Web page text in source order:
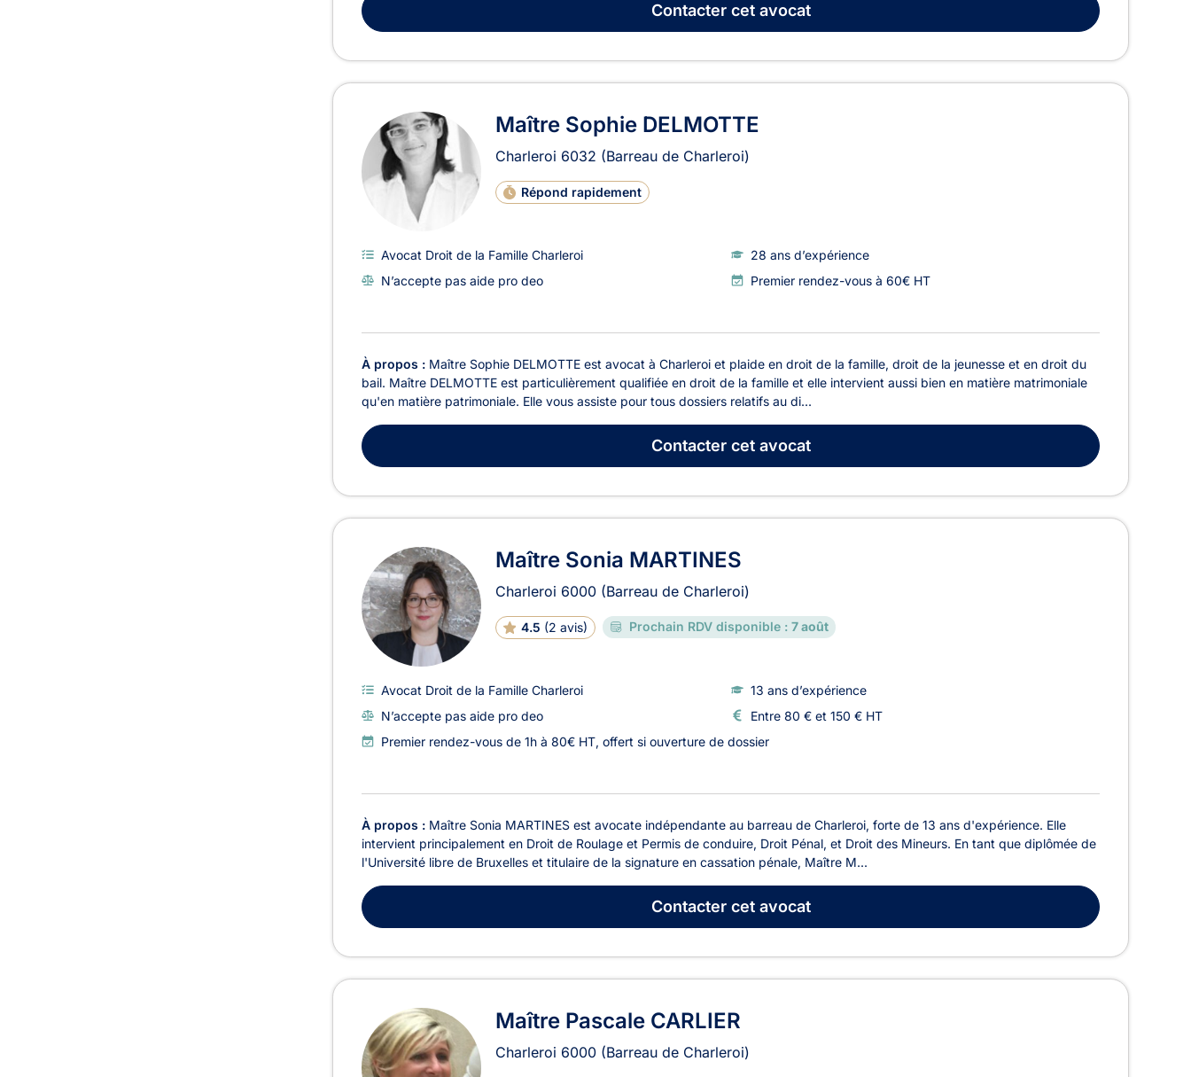
Contactercet avocat
Maître Sophie DELMOTTE
Charleroi 6032 (Barreau de Charleroi)
Répond rapidement
Avocat Droit de la Famille Charleroi
28 ans d’expérience
N’accepte pas aide pro deo
Premier rendez-vous à 60€ HT
À propos : Maître Sophie DELMOTTE est avocat à Charleroi et plaide en droit de la famille, droit de la jeunesse et en droit du
bail. Maître DELMOTTE est particulièrement qualifiée en droit de la famille et elle intervient aussi bien en matière matrimoniale
qu'en matière patrimoniale. Elle vous assiste pour tous dossiers relatifs au di...
Contactercet avocat
Maître Sonia MARTINES
Charleroi 6000 (Barreau de Charleroi)
4.5 (2 avis) Prochain RDV disponible : 7 août
Avocat Droit de la Famille Charleroi
13 ans d’expérience
N’accepte pas aide pro deo
Entre 80 € et 150 € HT
Premier rendez-vous de 1h à 80€ HT, offert si ouverture de dossier
À propos : Maître Sonia MARTINES est avocate indépendante au barreau de Charleroi, forte de 13 ans d'expérience. Elle
intervient principalement en Droit de Roulage et Permis de conduire, Droit Pénal, et Droit des Mineurs. En tant que diplômée de
l'Université libre de Bruxelles et titulaire de la signature en cassation pénale, Maître M...
Contactercet avocat
Maître Pascale CARLIER
Charleroi 6000 (Barreau de Charleroi)